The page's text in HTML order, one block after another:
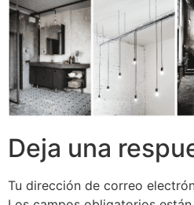
Deja una
Tu dirección de correo